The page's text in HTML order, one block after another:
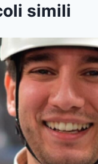
simili